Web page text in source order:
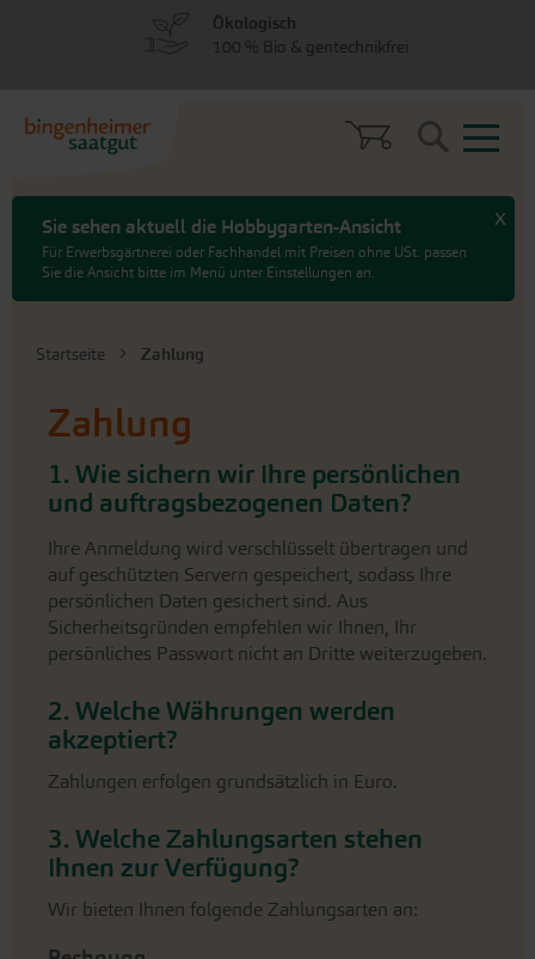
Sie sehen aktuell die Hobbygarten-Ansicht
Für Erwerbsgärtnerei oder Fachhandel mit Preisen ohne USt. passen
Sie die Ansicht bitte im Menü unter Einstellungen an.
x
Search
Startseite Zahlung
Zahlung
1. Wie sichern wir Ihre persönlichen
und auftragsbezogenen Daten?
Ihre Anmeldung wird verschlüsselt übertragen und
auf geschützten Servern gespeichert, sodass Ihre
persönlichen Daten gesichert sind. Aus
Sicherheitsgründen empfehlen wir Ihnen, Ihr
persönliches Passwort nicht an Dritte weiterzugeben.
2. Welche Währungen werden
akzeptiert?
Zahlungen erfolgen grundsätzlich in Euro.
3. Welche Zahlungsarten stehen
Ihnen zur Verfügung?
Wir bieten Ihnen folgende Zahlungsarten an:
Ökologisch
100 % Bio & gentechnikfrei